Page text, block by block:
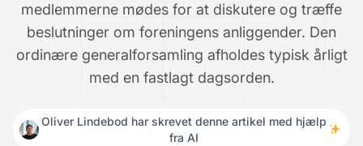
medlemmerne mødes for at diskutere og træffe
beslutninger om foreningens anliggender. Den
ordinære generalforsamling afholdes typisk årligt
med en fastlagt dagsorden.
Oliver Lindebod har skrevet denne artikel med hjælp
fra AI